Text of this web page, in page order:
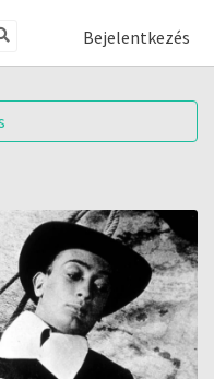
Bejelentkezés